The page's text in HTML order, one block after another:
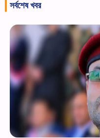
সর্বশেষ খবর